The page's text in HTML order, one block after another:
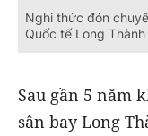
Nghi thức đón
Quốc tế Long
Sau gần 5 năm
sân bay Long